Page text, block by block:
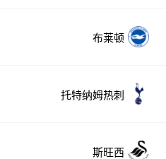
布莱顿
托特纳姆热刺
斯旺西